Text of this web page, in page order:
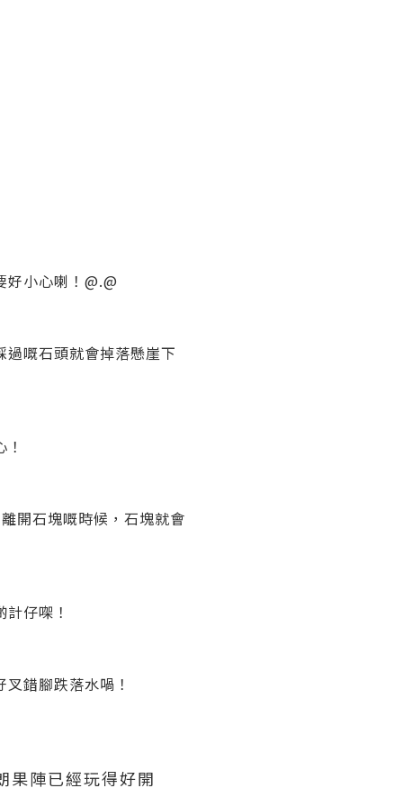
小心喇！@.@
嘅石頭就會掉落懸崖下
開石塊嘅時候，石塊就會
仔㗎！
錯腳跌落水喎！
果陣已經玩得好開